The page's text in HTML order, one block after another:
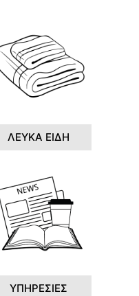
ΛΕΥΚΑ ΕΙΔΗ
ΥΠΗΡΕΣΙΕΣ